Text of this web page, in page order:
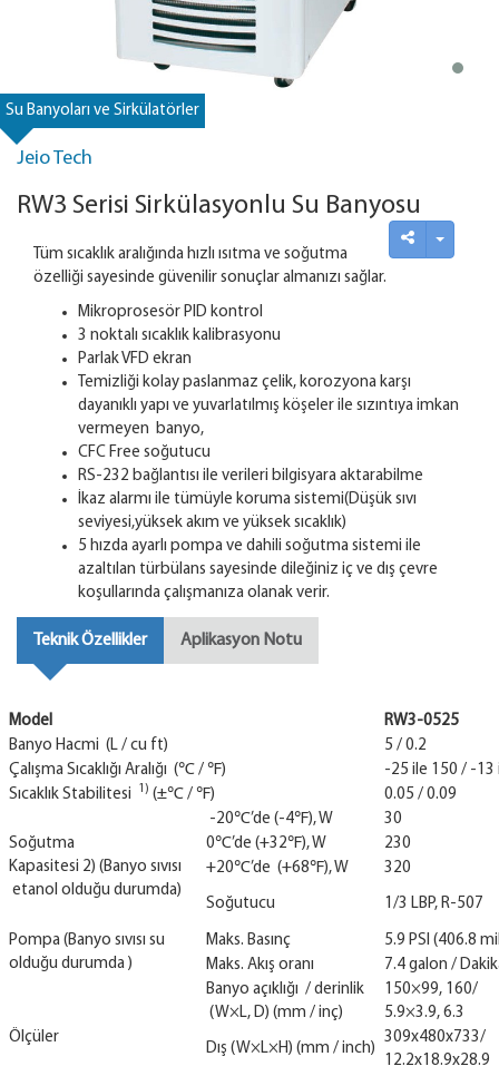
Su Banyoları ve Sirkülatörler
Jeio Tech
RW3 Serisi Sirkülasyonlu Su Banyosu
Tüm sıcaklık aralığında hızlı ısıtma ve soğutma
özelliği sayesinde güvenilir sonuçlar almanızı sağlar.
Mikroprosesör PID kontrol
3 noktalı sıcaklık kalibrasyonu
Parlak VFD ekran
Temizliği kolay paslanmaz çelik, korozyona karşı
dayanıklı yapı ve yuvarlatılmış köşeler ile sızıntıya imkan
vermeyen banyo,
CFC Free soğutucu
RS-232 bağlantısı ile verileri bilgisyara aktarabilme
İkaz alarmı ile tümüyle koruma sistemi(Düşük sıvı
seviyesi,yüksek akım ve yüksek sıcaklık)
5 hızda ayarlı pompa ve dahili soğutma sistemi ile
azaltılan türbülans sayesinde dileğiniz iç ve dış çevre
koşullarında çalışmanıza olanak verir.
Teknik Özellikler Aplikasyon Notu
Model
RW3-0525
Banyo Hacmi (L / cu ft)
5 / 0.2
Çalışma Sıcaklığı Aralığı (℃ / ℉)
-25 ile 150 / -13
Sıcaklık Stabilitesi
1) (±℃ / ℉) 0.05 / 0.09
Soğutma
Kapasitesi 2) (Banyo sıvısı
etanol olduğu durumda)
-20℃’de (-4℉), W
30
0℃’de (+32℉), W
230
+20℃’de (+68℉), W
320
Soğutucu 1/3 LBP, R-507
Pompa (Banyo sıvısı su
olduğu durumda )
Maks. Basınç
5.9 PSI (406.8
Maks. Akış oranı
7.4 galon /
Ölçüler
Banyo açıklığı / derinlik
(W×L, D) (mm / inç)
150×99, 160/
5.9×3.9, 6.3
Dış (W×L×H) (mm / inch)
309x480x733/
12.2x18.9x28.9